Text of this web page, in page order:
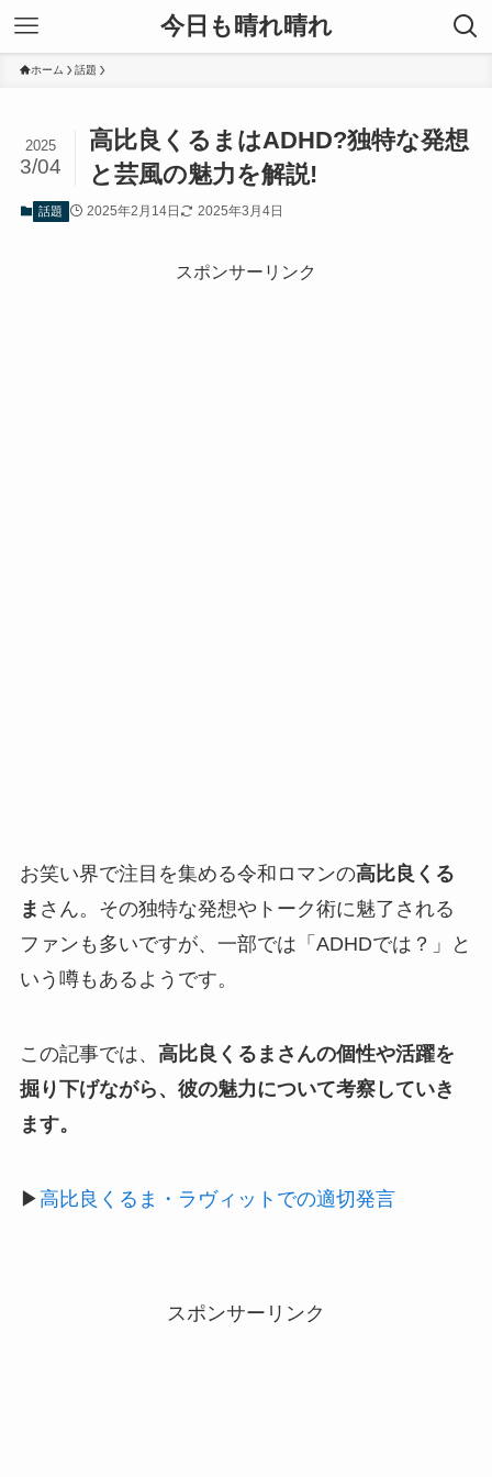
今日も晴れ晴れ
ホーム 話題
高比良くるまはADHD?独特な発想
と芸風の魅力を解説!
2025
3/04
話題 2025年2月14日 2025年3月4日
スポンサーリンク
お笑い界で注目を集める令和ロマンの高比良くる
ま さん。その独特な発想やトーク術に魅了される
ファンも多いですが、一部では「ADHDでは？」と
いう噂もあるようです。
この記事では、 高比良くるまさんの個性や活躍を
掘り下げながら、彼の魅力について考察していき
ます。
▶高比良くるま・ラヴィットでの適切発言
スポンサーリンク